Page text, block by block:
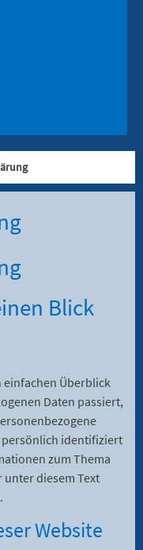
Blick
einfachen Überblick
Daten passiert,
persönlich identifiziert
zum Thema
unter diesem Text
Website